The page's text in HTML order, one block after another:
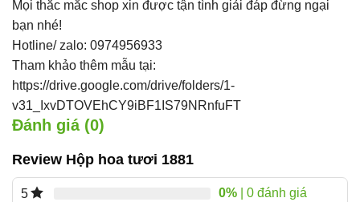
Mọi thắc mắc shop xin được tận tình giải đáp đừng ngại
bạn nhé!
Hotline/ zalo: 0974956933
Tham khảo thêm mẫu tại:
https://drive.google.com/drive/folders/1-
v31_IxvDTOVEhCY9iBF1IS79NRnfuFT
Đánh giá (0)
Review Hộp hoa tươi 1881
5 0% | 0 đánh giá